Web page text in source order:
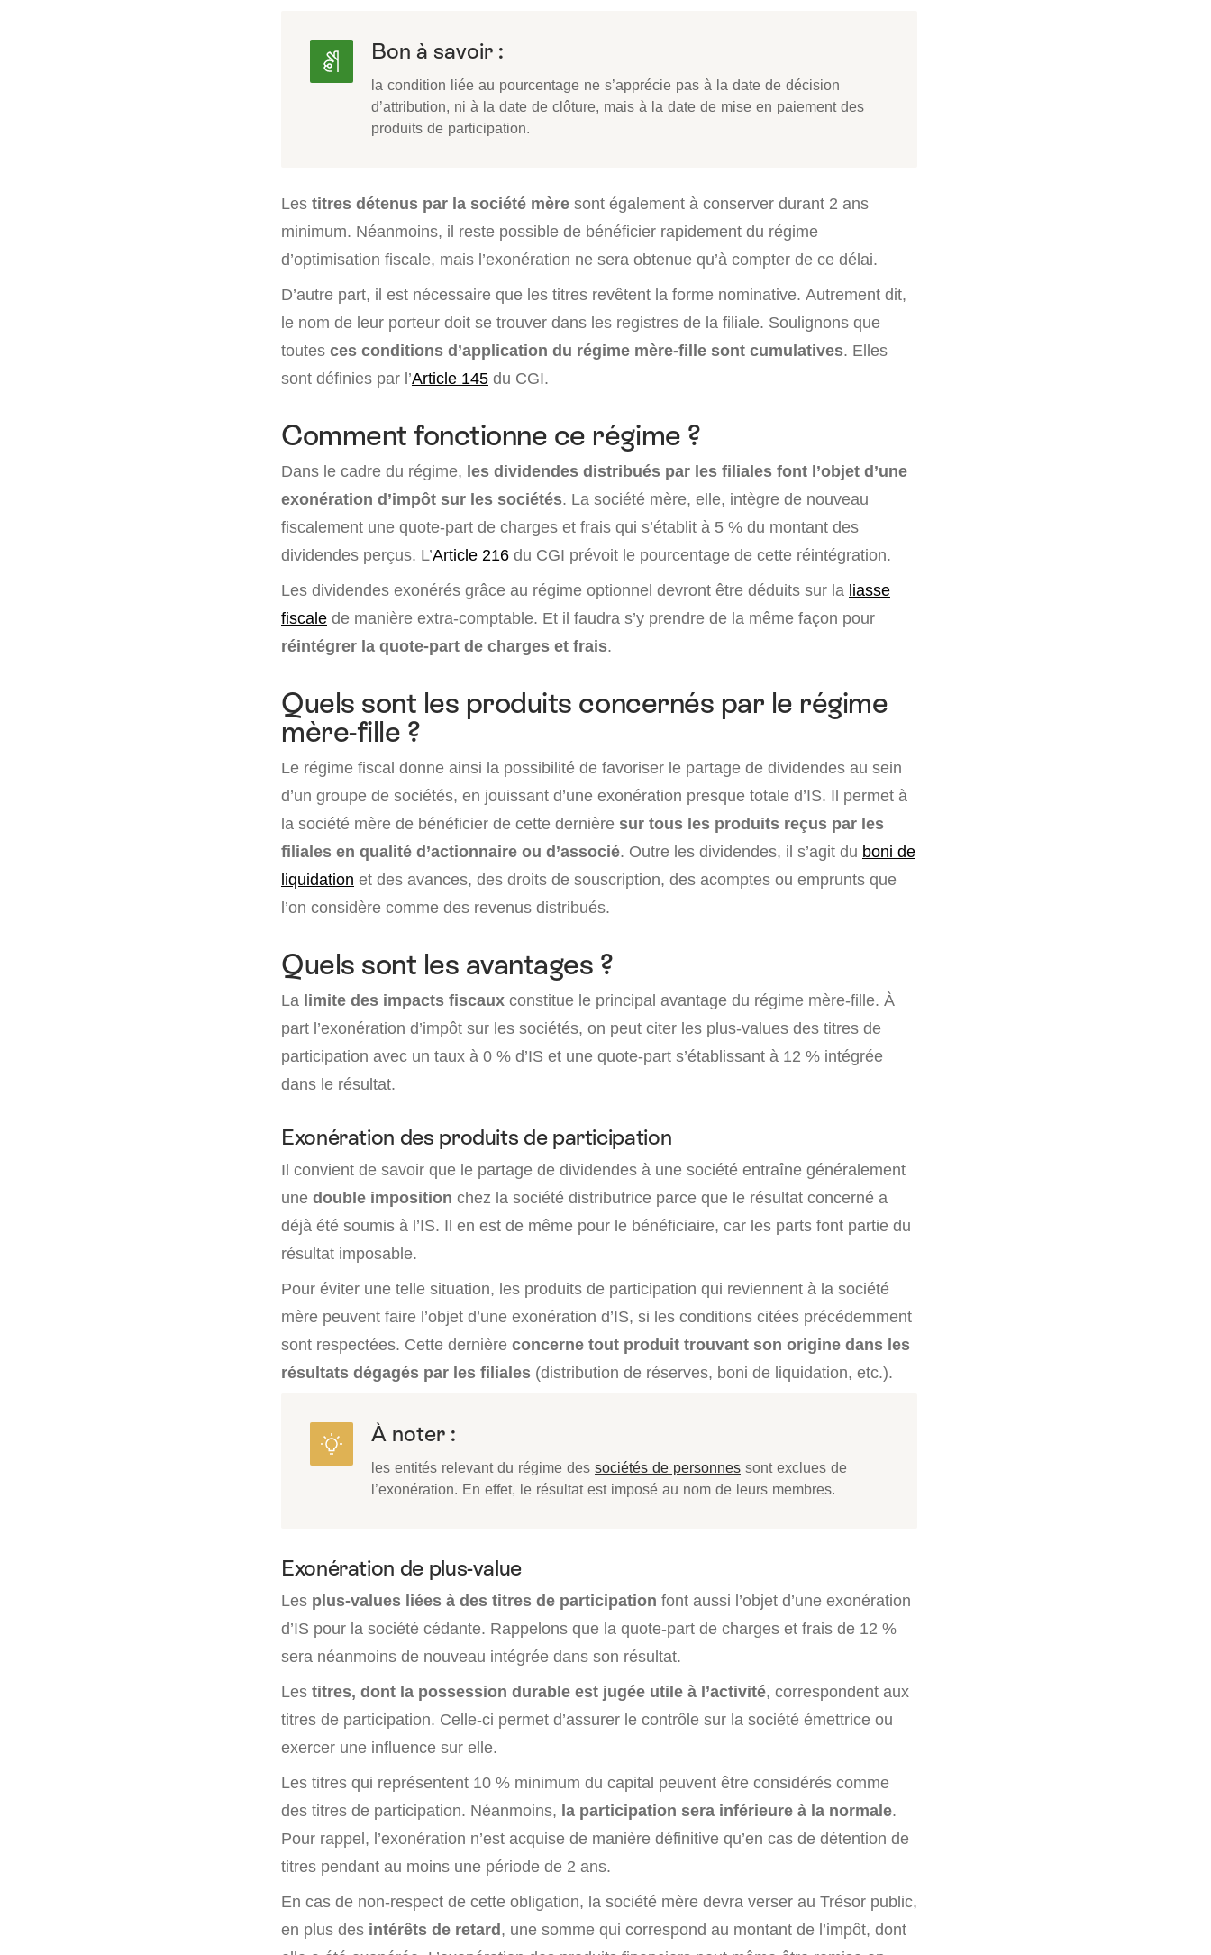
Bon à savoir :
la condition liée au pourcentage ne s’apprécie pas à la date de décision
d’attribution, ni à la date de clôture, mais à la date de mise en paiement des
produits de participation.
Les titres détenus par la société mère sont également à conserver durant 2 ans
minimum. Néanmoins, il reste possible de bénéficier rapidement du régime
d’optimisation fiscale, mais l’exonération ne sera obtenue qu’à compter de ce délai.
D’autre part, il est nécessaire que les titres revêtent la forme nominative. Autrement dit,
le nom de leur porteur doit se trouver dans les registres de la filiale. Soulignons que
toutes ces conditions d’application du régime mère-fille sont cumulatives. Elles
sont définies par l’Article 145 du CGI.
Comment fonctionne ce régime ?
Dans le cadre du régime, les dividendes distribués par les filiales font l’objet d’une
exonération d’impôt sur les sociétés. La société mère, elle, intègre de nouveau
fiscalement une quote-part de charges et frais qui s’établit à 5 % du montant des
dividendes perçus. L’Article 216 du CGI prévoit le pourcentage de cette réintégration.
Les dividendes exonérés grâce au régime optionnel devront être déduits sur la liasse
fiscale de manière extra-comptable. Et il faudra s’y prendre de la même façon pour
réintégrer la quote-part de charges et frais.
Quels sont les produits concernés par le régime
mère-fille ?
Le régime fiscal donne ainsi la possibilité de favoriser le partage de dividendes au sein
d’un groupe de sociétés, en jouissant d’une exonération presque totale d’IS. Il permet à
la société mère de bénéficier de cette dernière sur tous les produits reçus par les
filiales en qualité d’actionnaire ou d’associé. Outre les dividendes, il s’agit du boni de
liquidation et des avances, des droits de souscription, des acomptes ou emprunts que
l’on considère comme des revenus distribués.
Quels sont les avantages ?
La limite des impacts fiscaux constitue le principal avantage du régime mère-fille. À
part l’exonération d’impôt sur les sociétés, on peut citer les plus-values des titres de
participation avec un taux à 0 % d’IS et une quote-part s’établissant à 12 % intégrée
dans le résultat.
Exonération des produits de participation
Il convient de savoir que le partage de dividendes à une société entraîne généralement
une double imposition chez la société distributrice parce que le résultat concerné a
déjà été soumis à l’IS. Il en est de même pour le bénéficiaire, car les parts font partie du
résultat imposable.
Pour éviter une telle situation, les produits de participation qui reviennent à la société
mère peuvent faire l’objet d’une exonération d’IS, si les conditions citées précédemment
sont respectées. Cette dernière concerne tout produit trouvant son origine dans les
résultats dégagés par les filiales (distribution de réserves, boni de liquidation, etc.).
À noter :
les entités relevant du régime des sociétés de personnes sont exclues de
l’exonération. En effet, le résultat est imposé au nom de leurs membres.
Exonération de plus-value
Les plus-values liées à des titres de participation font aussi l’objet d’une exonération
d’IS pour la société cédante. Rappelons que la quote-part de charges et frais de 12 %
sera néanmoins de nouveau intégrée dans son résultat.
Les titres, dont la possession durable est jugée utile à l’activité, correspondent aux
titres de participation. Celle-ci permet d’assurer le contrôle sur la société émettrice ou
exercer une influence sur elle.
Les titres qui représentent 10 % minimum du capital peuvent être considérés comme
des titres de participation. Néanmoins, la participation sera inférieure à la normale.
Pour rappel, l’exonération n’est acquise de manière définitive qu’en cas de détention de
titres pendant au moins une période de 2 ans.
En cas de non-respect de cette obligation, la société mère devra verser au Trésor public,
en plus des intérêts de retard, une somme qui correspond au montant de l’impôt, dont